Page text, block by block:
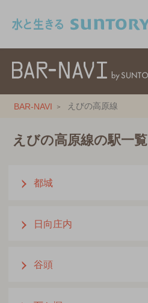
BAR-NAVI えびの高原線
えびの高原線の駅一覧
都城
日向庄内
谷頭